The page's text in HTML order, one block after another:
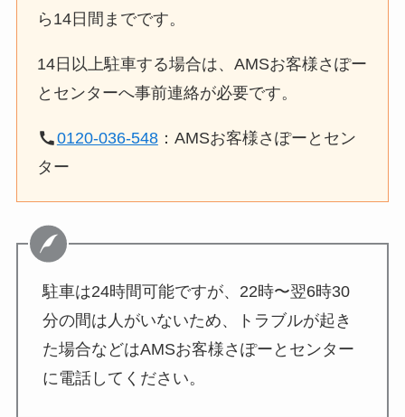
ら14日間までです。
14日以上駐車する場合は、AMSお客様さぽー
とセンターへ事前連絡が必要です。
0120-036-548：AMSお客様さぽーとセン
ター
駐車は24時間可能ですが、22時〜翌6時30
分の間は人がいないため、トラブルが起き
た場合などはAMSお客様さぽーとセンター
に電話してください。